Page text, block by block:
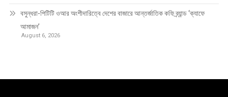
বসুন্ধরা-পিটিটি ওআর অংশীদারিত্বে দেশের বাজারে আন্তর্জাতিক কফি ব্র্যান্ড ‘ক্যাফে
আমাজন’
August 6, 2026